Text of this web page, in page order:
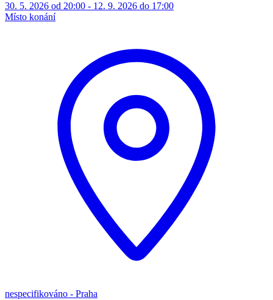
30. 5. 2026 od 20:00 - 12. 9. 2026 do 17:00
Místo konání
nespecifikováno - Praha